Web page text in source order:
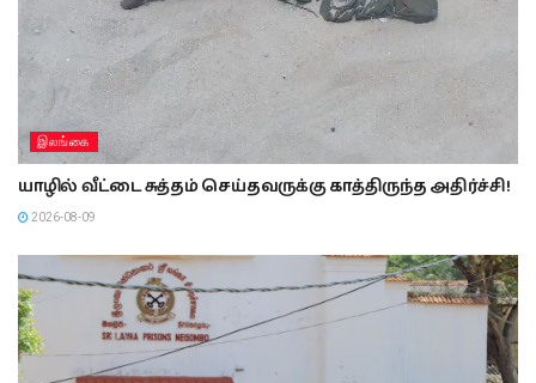
இலங்கை
யாழில் வீட்டை சுத்தம் செய்தவருக்கு காத்திருந்த அதிர்ச்சி!
2026-08-09